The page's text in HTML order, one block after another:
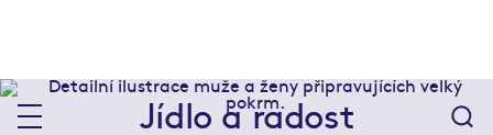
Jídlo a radost